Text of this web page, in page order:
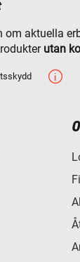
om aktuella
utan